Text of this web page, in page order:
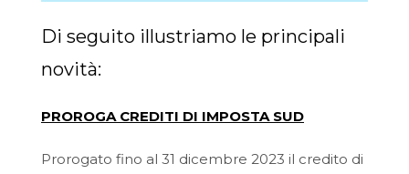
Di seguito illustriamo le principali
novità:
PROROGA CREDITI DI IMPOSTA SUD
Prorogato fino al 31 dicembre 2023 il credito di